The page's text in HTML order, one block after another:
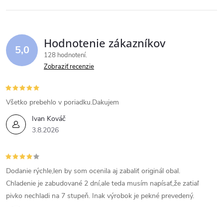
5,0 Hodnotenie zákazníkov
128 hodnotení
Zobraziť recenzie
Ivan Kováč
3.8.2026
Všetko prebehlo v poriadku.Dakujem
Dodanie rýchle,len by som ocenila aj zabaliť originál obal.
Chladenie je zabudované 2 dní,ale teda musím napísať,že zatiaľ
pivko nechladi na 7 stupeň. Inak výrobok je pekné prevedený.